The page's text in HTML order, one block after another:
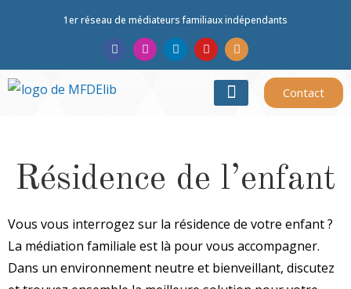
1er réseau de médiateurs familiaux indépendants
Contact
Résidence de l’enfant
Vous vous interrogez sur la résidence de votre enfant ?
La médiation familiale est là pour vous accompagner.
Dans un environnement neutre et bienveillant, discutez